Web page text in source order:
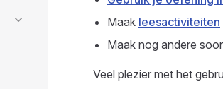
Maak leesactiviteiten
Maak nog andere
Veel plezier met het